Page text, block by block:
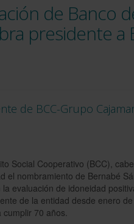
de Banco
presidente a
de BCC-Grupo
Social Cooperativo (BCC),
el nombramiento de Bernabé
evaluación de idoneidad
de la entidad desde enero
70 años.